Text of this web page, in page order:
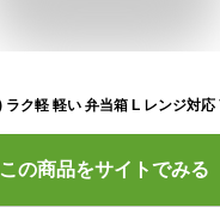
この商品をサイトでみる